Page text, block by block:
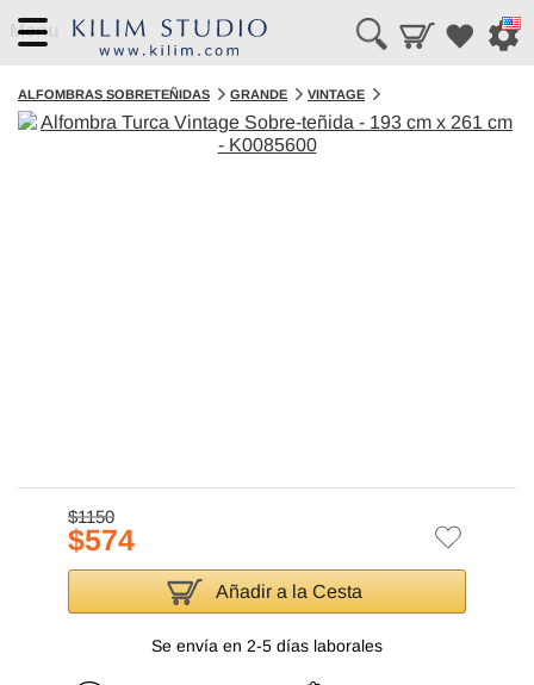
Menu
ALFOMBRAS SOBRETEÑIDAS GRANDE VINTAGE
$1150
$574
Añadir a la Cesta
Se envía en 2-5 días laborales